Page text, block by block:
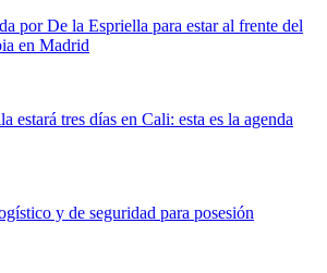
por De la Espriella para estar al frente del
en Madrid
estará tres días en Cali: esta es la agenda
y de seguridad para posesión